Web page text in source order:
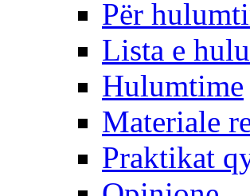
Për
Lista e
Hulumtime
Materiale
Praktikat